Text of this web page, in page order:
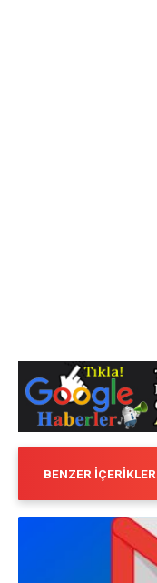
BENZER İÇERIKLER